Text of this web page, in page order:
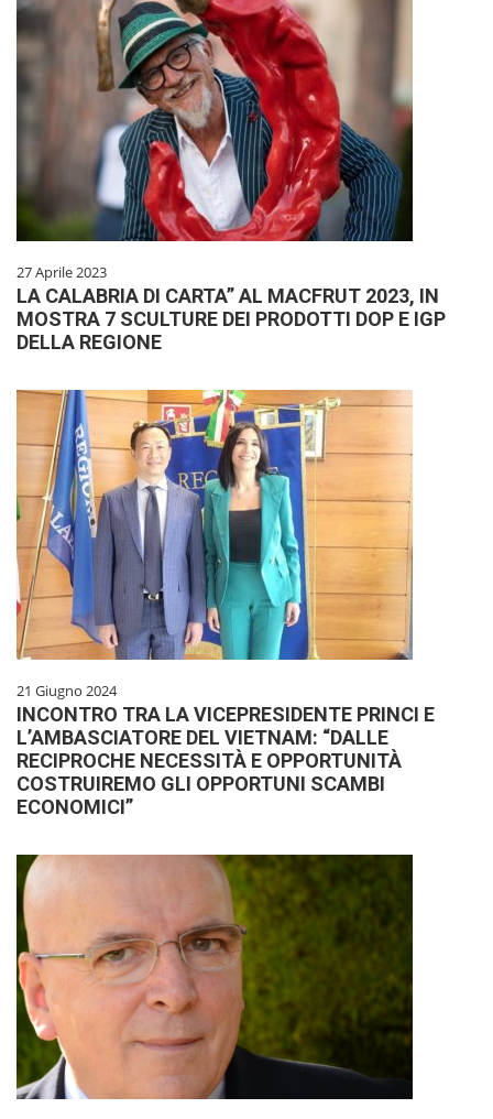
27 Aprile 2023
LA CALABRIA DI CARTA” AL MACFRUT 2023, IN
MOSTRA 7 SCULTURE DEI PRODOTTI DOP E IGP
DELLA REGIONE
21 Giugno 2024
INCONTRO TRA LA VICEPRESIDENTE PRINCI E
L’AMBASCIATORE DEL VIETNAM: “DALLE
RECIPROCHE NECESSITÀ E OPPORTUNITÀ
COSTRUIREMO GLI OPPORTUNI SCAMBI
ECONOMICI”